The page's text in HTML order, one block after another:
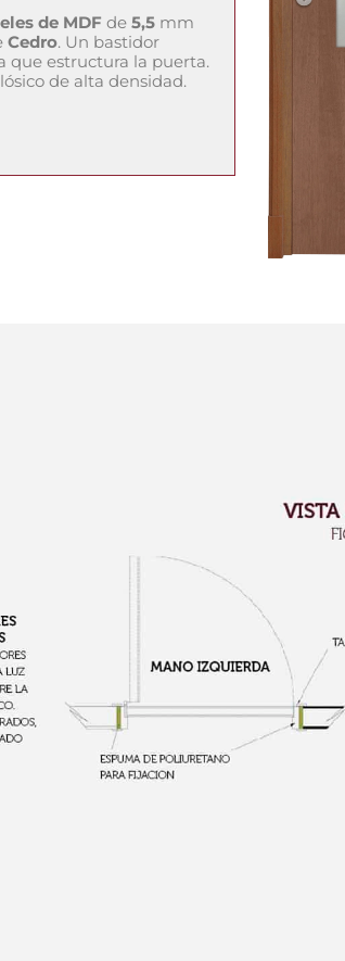
de MDF de 5,5mm
Cedro. Un bastidor
que estructura la puerta.
de alta densidad.